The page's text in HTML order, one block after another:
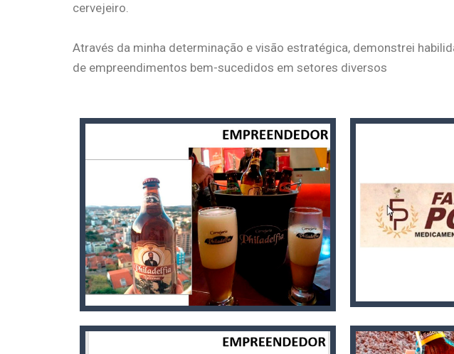
cervejeiro.
Através da minha determinação e visão estratégica, demonstrei
de empreendimentos bem-sucedidos em setores diversos